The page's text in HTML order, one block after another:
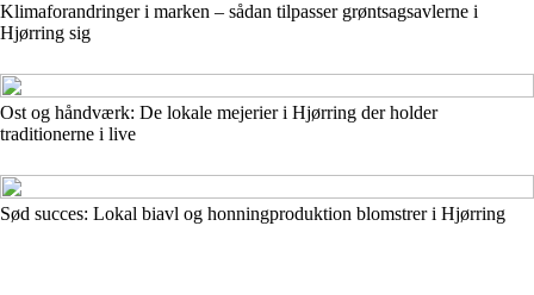
Klimaforandringer i marken – sådan tilpasser grøntsagsavlerne i
Hjørring sig
Ost og håndværk: De lokale mejerier i Hjørring der holder
traditionerne i live
Sød succes: Lokal biavl og honningproduktion blomstrer i Hjørring